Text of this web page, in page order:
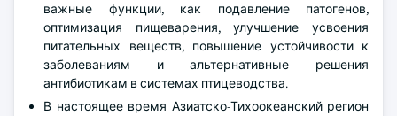
важные функции, как подавление патогенов,
оптимизация пищеварения, улучшение усвоения
питательных веществ, повышение устойчивости к
заболеваниям и альтернативные решения
антибиотикам в системах птицеводства.
В настоящее время Азиатско-Тихоокеанский регион